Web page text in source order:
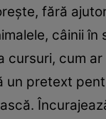
fără
câinii
cursuri, cum
un pretext